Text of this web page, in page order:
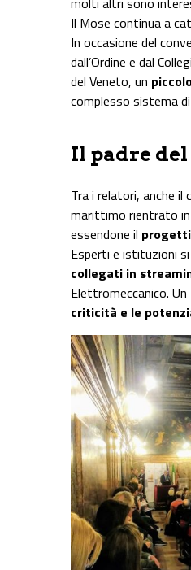
Il Mose continua a
In occasione del
dall’Ordine e dal
del Veneto, un
complesso sistema
Il padre del
Tra i relatori, anche
marittimo rientrato in
essendone il
Esperti e istituzioni
collegati in
Elettromeccanico. Un
criticità e le